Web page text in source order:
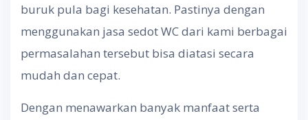
buruk pula bagi kesehatan. Pastinya dengan
menggunakan jasa sedot WC dari kami berbagai
permasalahan tersebut bisa diatasi secara
mudah dan cepat.
Dengan menawarkan banyak manfaat serta